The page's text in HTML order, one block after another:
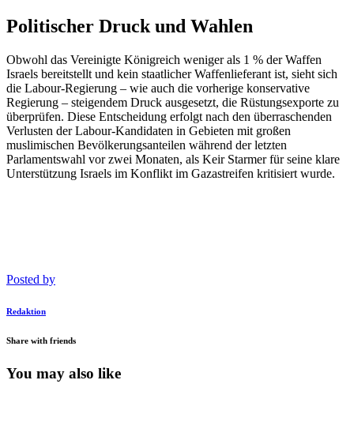
Politischer Druck und Wahlen
Obwohl das Vereinigte Königreich weniger als 1 % der Waffen
Israels bereitstellt und kein staatlicher Waffenlieferant ist, sieht sich
die Labour-Regierung – wie auch die vorherige konservative
Regierung – steigendem Druck ausgesetzt, die Rüstungsexporte zu
überprüfen. Diese Entscheidung erfolgt nach den überraschenden
Verlusten der Labour-Kandidaten in Gebieten mit großen
muslimischen Bevölkerungsanteilen während der letzten
Parlamentswahl vor zwei Monaten, als Keir Starmer für seine klare
Unterstützung Israels im Konflikt im Gazastreifen kritisiert wurde.
Posted by
Redaktion
Share with friends
You may also like